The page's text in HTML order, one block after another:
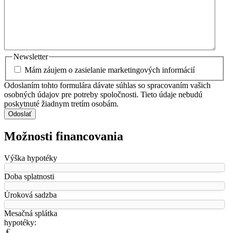
Newsletter
Mám záujem o zasielanie marketingových informácií
Odoslaním tohto formulára dávate súhlas so spracovaním vašich
osobných údajov pre potreby spoločnosti. Tieto údaje nebudú
poskytnuté žiadnym tretím osobám.
Odoslať
Možnosti financovania
Výška hypotéky
Doba splatnosti
Úroková sadzba
Mesačná splátka
hypotéky: